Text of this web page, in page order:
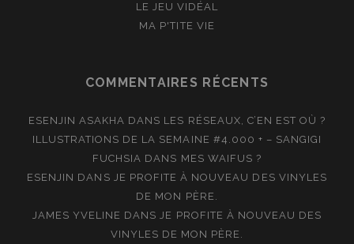
LE JEU VIDÉAL
MA P'TITE VIE
COMMENTAIRES RÉCENTS
ESENJIN ASAKHA DANS LES RÉSEAUX, C’EN EST OÙ ?
ILLUSTRATIONS DE LA SEMAINE #4.000 + – SANGIGI
FUCHSIA DANS MES WAIFUS ?
ESENJIN DANS JE PROFITE À NOUVEAU DES VINYLES
DE MON PÈRE.
JAMES YVELINE DANSJE PROFITE À NOUVEAU DES
VINYLES DE MON PÈRE.